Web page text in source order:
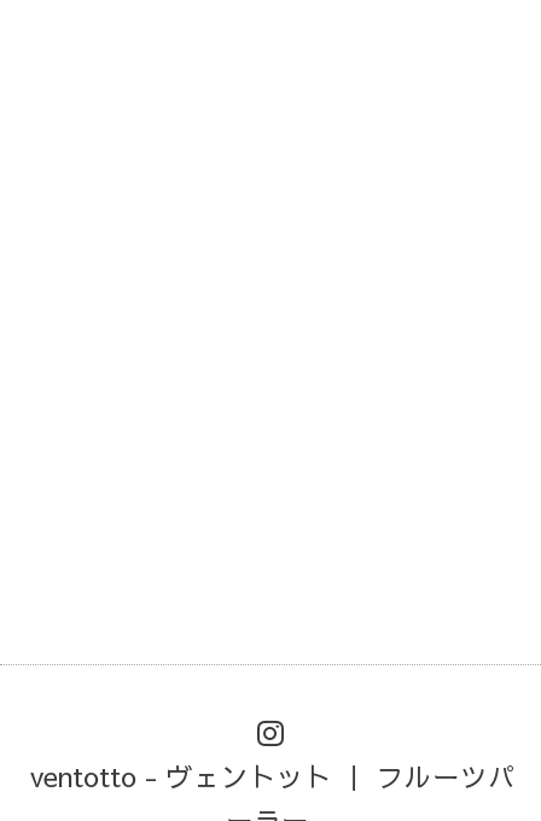
ventotto - ヴェントット ｜ フルーツパ